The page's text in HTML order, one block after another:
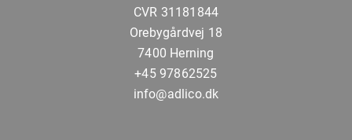
CVR 31181844
Orebygårdvej 18
7400 Herning
+45 97862525
info@adlico.dk